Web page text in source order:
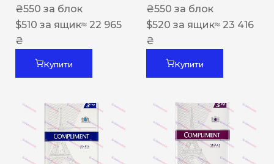
₴550 за блок
$510 за ящик≈ 22 965
₴
Купити
₴550 за блок
$520 за ящик≈ 23 416
₴
Купити